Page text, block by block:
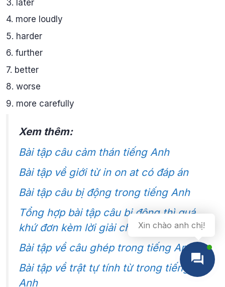
3. later
4. more loudly
5. harder
6. further
7. better
8. worse
9. more carefully
Xem thêm:
Bài tập câu cảm thán tiếng Anh
Bài tập về giới từ in on at có đáp án
Bài tập câu bị động trong tiếng Anh
Tổng hợp bài tập câu bị động thì quá
khứ đơn kèm lời giải chi tiết
Bài tập về câu ghép trong tiếng Anh
Bài tập về trật tự tính từ trong tiếng
Anh
Xin chào anh chị!